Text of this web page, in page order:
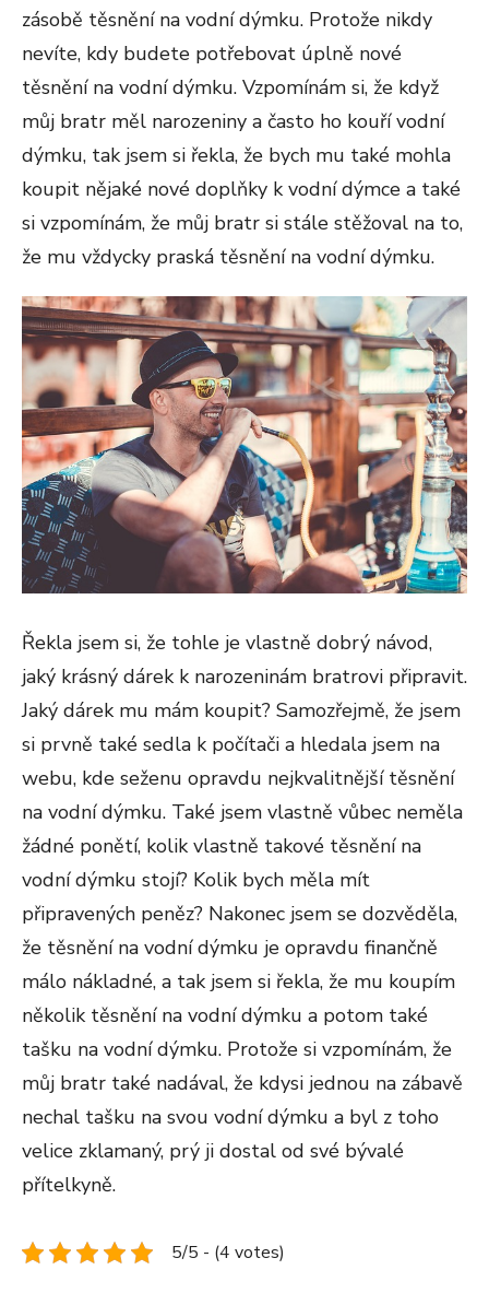
zásobě těsnění na vodní dýmku. Protože nikdy
nevíte, kdy budete potřebovat úplně nové
těsnění na vodní dýmku. Vzpomínám si, že když
můj bratr měl narozeniny a často ho kouří vodní
dýmku, tak jsem si řekla, že bych mu také mohla
koupit nějaké nové doplňky k vodní dýmce a také
si vzpomínám, že můj bratr si stále stěžoval na to,
že mu vždycky praská těsnění na vodní dýmku.
Řekla jsem si, že tohle je vlastně dobrý návod,
jaký krásný dárek k narozeninám bratrovi připravit.
Jaký dárek mu mám koupit? Samozřejmě, že jsem
si prvně také sedla k počítači a hledala jsem na
webu, kde seženu opravdu nejkvalitnější těsnění
na vodní dýmku. Také jsem vlastně vůbec neměla
žádné ponětí, kolik vlastně takové těsnění na
vodní dýmku stojí? Kolik bych měla mít
připravených peněz? Nakonec jsem se dozvěděla,
že těsnění na vodní dýmku je opravdu finančně
málo nákladné, a tak jsem si řekla, že mu koupím
několik těsnění na vodní dýmku a potom také
tašku na vodní dýmku. Protože si vzpomínám, že
můj bratr také nadával, že kdysi jednou na zábavě
nechal tašku na svou vodní dýmku a byl z toho
velice zklamaný, prý ji dostal od své bývalé
přítelkyně.
5/5 - (4 votes)